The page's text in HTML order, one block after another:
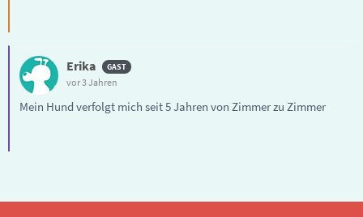
Erika
vor 3 Jahren
Mein Hund verfolgt mich seit 5 Jahren von Zimmer zu Zimmer